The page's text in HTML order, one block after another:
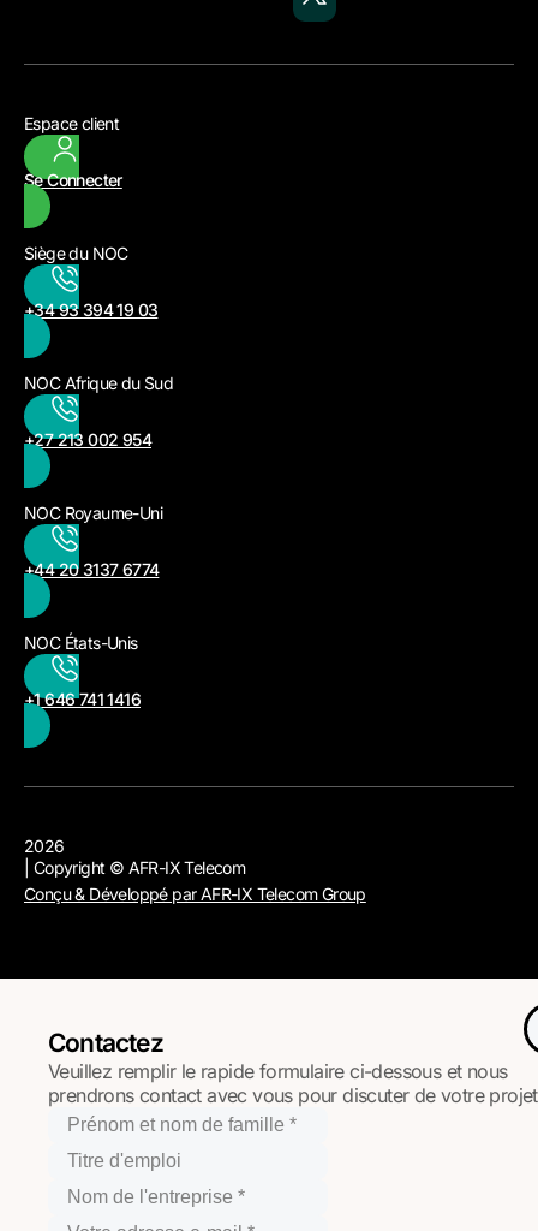
Espace client
Se Connecter
Siège du NOC
+34 93 394 19 03
NOC Afrique du Sud
+27 213 002 954
NOC Royaume-Uni
+44 20 3137 6774
NOC États-Unis
+1 646 741 1416
2026
| Copyright © AFR-IX Telecom
Conçu & Développé par AFR-IX Telecom Group
Contactez
Veuillez remplir le rapide formulaire ci-dessous et nous
prendrons contact avec vous pour discuter de votre